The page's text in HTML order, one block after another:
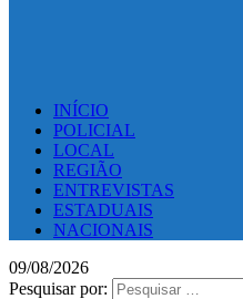
INÍCIO
POLICIAL
LOCAL
REGIÃO
ENTREVISTAS
ESTADUAIS
NACIONAIS
09/08/2026
Pesquisar por: